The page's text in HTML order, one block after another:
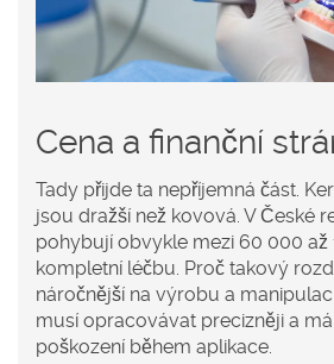
Cena a finanční
Tady přijde ta nepříjemná část.
jsou dražší než kovová. V České
pohybují obvykle mezi 60 000 až
kompletní léčbu. Proč takový
náročnější na výrobu a
musí opracovávat precizněji a
poškození během aplikace.